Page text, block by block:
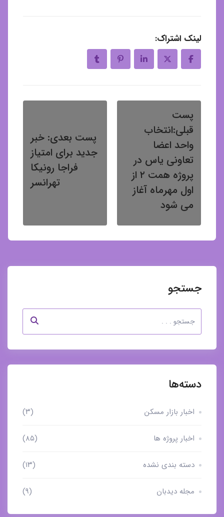
لینک اشتراک:
پست
قبلی:انتخاب
واحد اعضا
تعاونی یاس در
پروژه همت ۲ از
اول مهرماه آغاز
می شود
پست بعدی: خبر
جدید برای امتیاز
فراجا رونیکا
تهرانسر
جستجو
دسته‌ها
اخبار بازار مسکن (۳)
اخبار پروژه ها (۸۵)
دسته بندی نشده (۱۳)
مجله دیدبان (۹)